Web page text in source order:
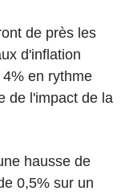
de près les
d'inflation
en rythme
de l'impact de la
hausse de
0,5% sur un